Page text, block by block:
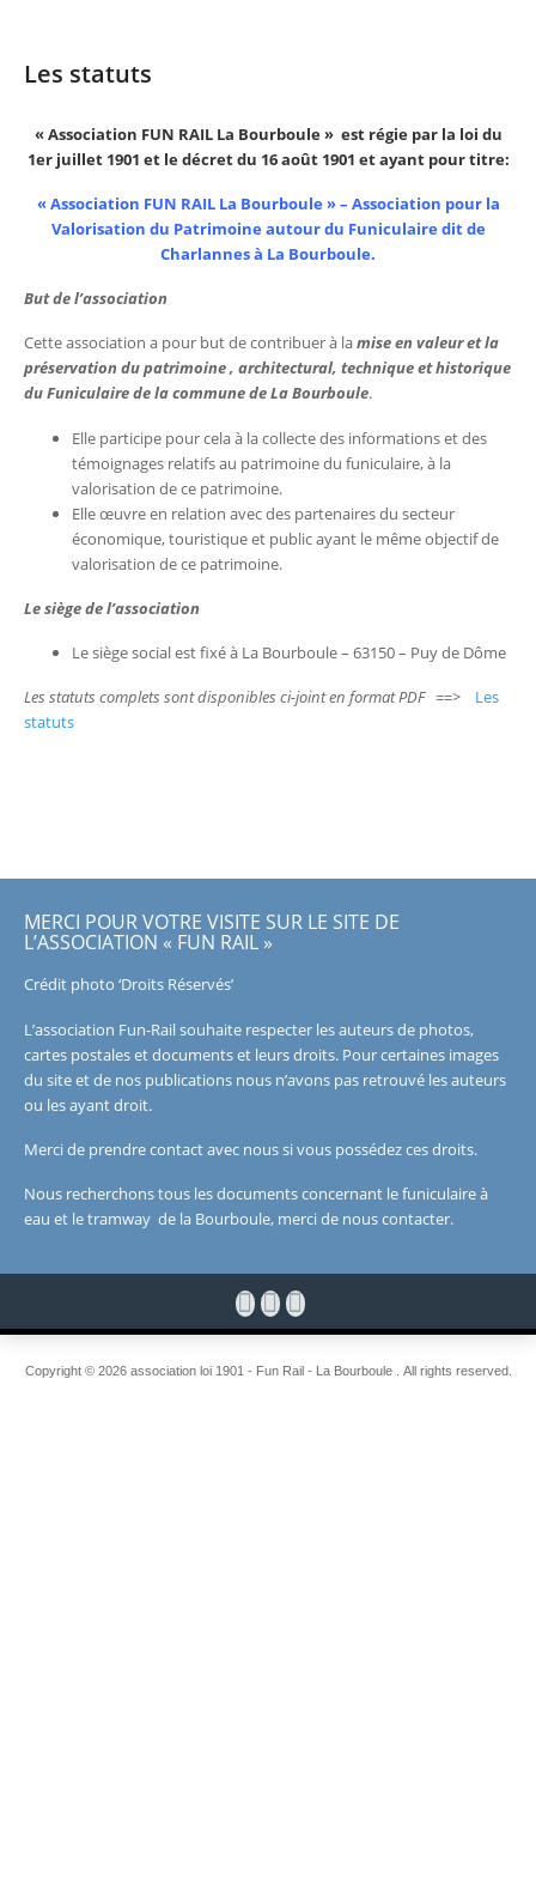
Les statuts
« Association FUN RAIL La Bourboule » est régie par la loi du
1er juillet 1901 et le décret du 16 août 1901 et ayant pour titre:
« Association FUN RAIL La Bourboule » – Association pour la
Valorisation du Patrimoine autour du Funiculaire dit de
Charlannes à La Bourboule.
But de l’association
Cette association a pour but de contribuer à lamise en valeur et la
préservation du patrimoine , architectural, technique et historique
du Funiculaire de la commune de La Bourboule.
Elle participe pour cela à la collecte des informations et des
témoignages relatifs au patrimoine du funiculaire, à la
valorisation de ce patrimoine.
Elle œuvre en relation avec des partenaires du secteur
économique, touristique et public ayant le même objectif de
valorisation de ce patrimoine.
Le siège de l’association
Le siège social est fixé à La Bourboule – 63150 – Puy de Dôme
Les statuts complets sont disponibles ci-joint en format PDF ==> Les
statuts
MERCI POUR VOTRE VISITE SUR LE SITE DE
L’ASSOCIATION « FUN RAIL »
Crédit photo ‘Droits Réservés’
L’association Fun-Rail souhaite respecter les auteurs de photos,
cartes postales et documents et leurs droits. Pour certaines images
du site et de nos publications nous n’avons pas retrouvé les auteurs
ou les ayant droit.
Merci de prendre contact avec nous si vous possédez ces droits.
Nous recherchons tous les documents concernant le funiculaire à
eau et le tramway de la Bourboule, merci de nous contacter.
Copyright © 2026 association loi 1901 - Fun Rail - La Bourboule . All rights reserved.